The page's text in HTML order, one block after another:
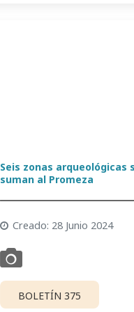
Seis zonas arqueológicas
suman al Promeza
Creado: 28 Junio 2024
BOLETÍN 375